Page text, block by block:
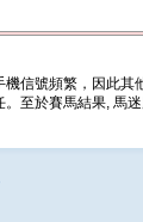
信號頻繁，因此其
至於賽馬結果, 馬迷